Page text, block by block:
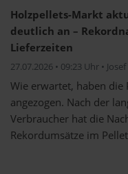
Holzpellets-Markt
deutlich an –
Lieferzeiten
27.07.2026 • 09:23 Uhr •
Wie erwartet, haben die
angezogen. Nach der
Verbraucher hat die
Rekordumsätze im